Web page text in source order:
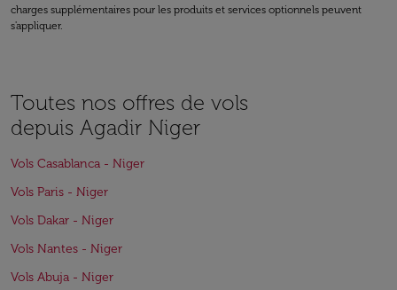
charges supplémentaires pour les produits et services optionnels peuvent
s'appliquer.
Toutes nos offres de vols
depuis Agadir Niger
Vols Casablanca - Niger
Vols Paris - Niger
Vols Dakar - Niger
Vols Nantes - Niger
Vols Abuja - Niger